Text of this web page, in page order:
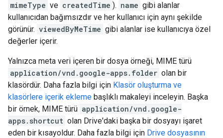
mimeType ve createdTime ). name gibi alanlar
kullanıcıdan bağımsızdır ve her kullanıcı için aynı şekilde
görünür. viewedByMeTime gibi alanlar ise kullanıcıya özel
değerler içerir.
Yalnızca meta veri içeren bir dosya örneği, MIME türü
application/vnd.google-apps.folder olan bir
klasördür. Daha fazla bilgi için Klasör oluşturma ve
klasörlere içerik ekleme başlıklı makaleyi inceleyin. Başka
bir örnek, MIME türü application/vnd.google-
apps.shortcut olan Drive'daki başka bir dosyayı işaret
eden bir kısayoldur. Daha fazla bilgi için Drive dosyasının